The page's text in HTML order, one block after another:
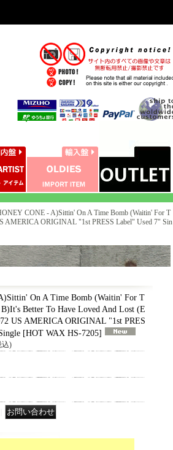
CONE - A)Sittin' On A Time Bomb (Waitin' For T
AMERICA ORIGINAL "1st PRESS Label" Used 7" Sin
On A Time Bomb (Waitin' For T
Better To Have Loved And Lost (E
US AMERICA ORIGINAL "1st PRES
[HOT WAX HS-7205]
込)